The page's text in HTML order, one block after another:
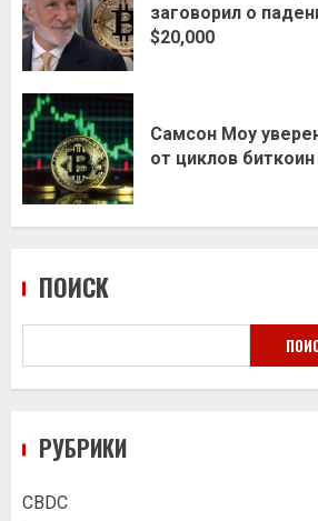
заговорил о
$20,000
Самсон Моу
от циклов
ПОИСК
РУБРИКИ
CBDC